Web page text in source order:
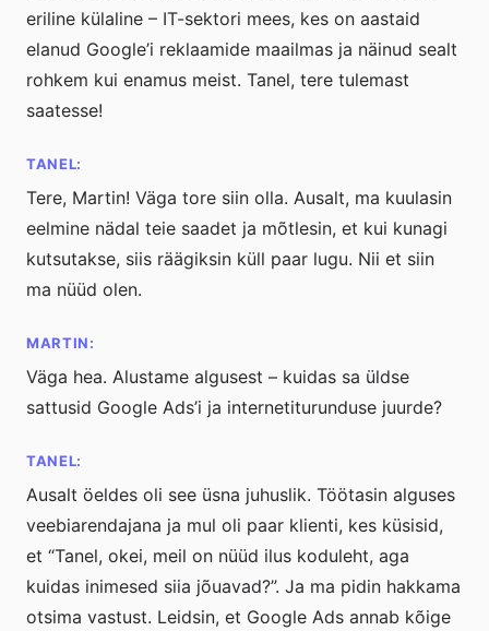
eriline külaline – IT-sektori mees, kes on aastaid
elanud Google’i reklaamide maailmas ja näinud sealt
rohkem kui enamus meist. Tanel, tere tulemast
saatesse!
TANEL:
Tere, Martin! Väga tore siin olla. Ausalt, ma kuulasin
eelmine nädal teie saadet ja mõtlesin, et kui kunagi
kutsutakse, siis räägiksin küll paar lugu. Nii et siin
ma nüüd olen.
MARTIN:
Väga hea. Alustame algusest – kuidas sa üldse
sattusid Google Ads’i ja internetiturunduse juurde?
TANEL:
Ausalt öeldes oli see üsna juhuslik. Töötasin alguses
veebiarendajana ja mul oli paar klienti, kes küsisid,
et “Tanel, okei, meil on nüüd ilus koduleht, aga
kuidas inimesed siia jõuavad?”. Ja ma pidin hakkama
otsima vastust. Leidsin, et Google Ads annab kõige